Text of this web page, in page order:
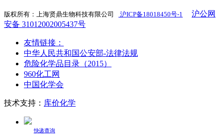
版权所有：上海贤鼎生物科技有限公司 沪ICP备18018450号-1
沪公网
安备 31012002005437号
友情链接：
中华人民共和国公安部-法律法规
危险化学品目录（2015）
960化工网
中国化学会
技术支持： 库价化学
快递查询